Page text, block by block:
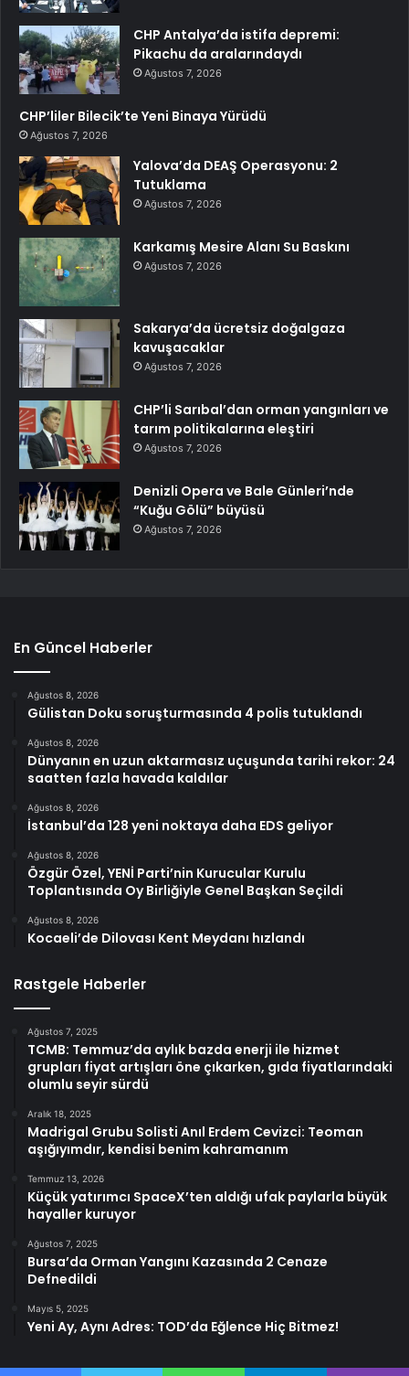
CHP Antalya’da istifa depremi:
Pikachu da aralarındaydı
Ağustos 7, 2026
CHP’liler Bilecik’te Yeni Binaya Yürüdü
Ağustos 7, 2026
Yalova’da DEAŞ Operasyonu: 2
Tutuklama
Ağustos 7, 2026
Karkamış Mesire Alanı Su Baskını
Ağustos 7, 2026
Sakarya’da ücretsiz doğalgaza
kavuşacaklar
Ağustos 7, 2026
CHP’li Sarıbal’dan orman yangınları ve
tarım politikalarına eleştiri
Ağustos 7, 2026
Denizli Opera ve Bale Günleri’nde
“Kuğu Gölü” büyüsü
Ağustos 7, 2026
En Güncel Haberler
Ağustos 8, 2026
Gülistan Doku soruşturmasında 4 polis tutuklandı
Ağustos 8, 2026
Dünyanın en uzun aktarmasız uçuşunda tarihi rekor: 24
saatten fazla havada kaldılar
Ağustos 8, 2026
İstanbul’da 128 yeni noktaya daha EDS geliyor
Ağustos 8, 2026
Özgür Özel, YENİ Parti’nin Kurucular Kurulu
Toplantısında Oy Birliğiyle Genel Başkan Seçildi
Ağustos 8, 2026
Kocaeli’de Dilovası Kent Meydanı hızlandı
Rastgele Haberler
Ağustos 7, 2025
TCMB: Temmuz’da aylık bazda enerji ile hizmet
grupları fiyat artışları öne çıkarken, gıda fiyatlarındaki
olumlu seyir sürdü
Aralık 18, 2025
Madrigal Grubu Solisti Anıl Erdem Cevizci: Teoman
aşığıyımdır, kendisi benim kahramanım
Temmuz 13, 2026
Küçük yatırımcı SpaceX’ten aldığı ufak paylarla büyük
hayaller kuruyor
Ağustos 7, 2025
Bursa’da Orman Yangını Kazasında 2 Cenaze
Defnedildi
Mayıs 5, 2025
Yeni Ay, Aynı Adres: TOD’da Eğlence Hiç Bitmez!